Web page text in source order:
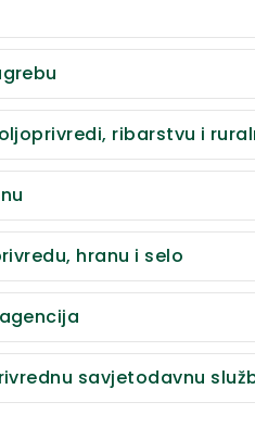
ribarstvu i
hranu i selo
savjetodavnu